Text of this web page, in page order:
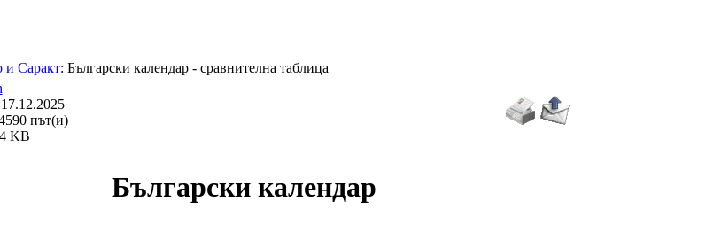
и Саракт: Български календар - сравнителна таблица
път(и)
KB
Български календар